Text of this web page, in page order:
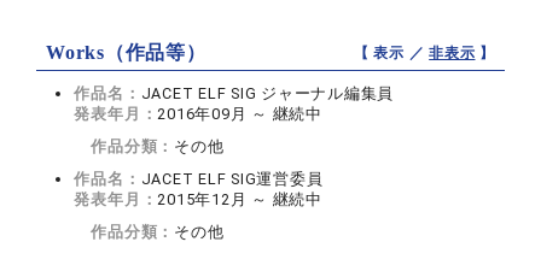
Works（作品等） 【 表示 ／非表示 】
作品名： JACET ELF SIG ジャーナル編集員
発表年月：2016年09月 ～ 継続中
作品分類： その他
作品名： JACET ELF SIG運営委員
発表年月：2015年12月 ～ 継続中
作品分類： その他